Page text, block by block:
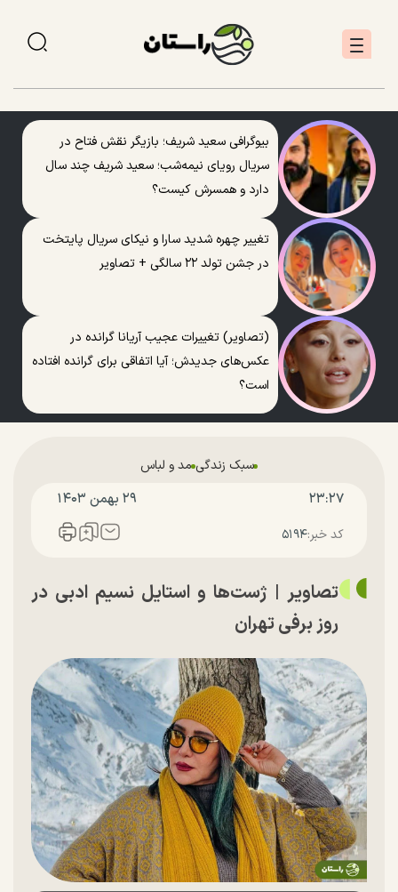
بیوگرافی سعید شریف؛ بازیگر نقش فتاح در
سریال رویای نیمه‌شب؛ سعید شریف چند سال
دارد و همسرش کیست؟
تغییر چهره شدید سارا و نیکای سریال پایتخت
در جشن تولد ۲۲ سالگی + تصاویر
(تصاویر) تغییرات عجیب آریانا گرانده در
عکس‌های جدیدش؛ آیا اتفاقی برای گرانده افتاده
است؟
سبک زندگی مد و لباس
۲۳:۲۷ ۲۹ بهمن ۱۴۰۳
کد خبر:۵۱۹۴
تصاویر | ژست‌ها و استایل نسیم ادبی در
روز برفی تهران